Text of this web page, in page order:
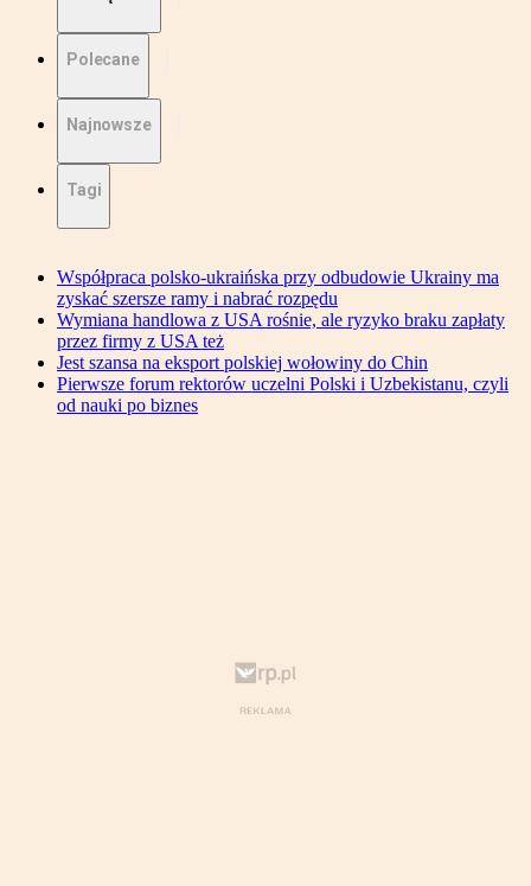
Polecane
Najnowsze
Tagi
Współpraca polsko-ukraińska przy odbudowie Ukrainy ma
zyskać szersze ramy i nabrać rozpędu
Wymiana handlowa z USA rośnie, ale ryzyko braku zapłaty
przez firmy z USA też
Jest szansa na eksport polskiej wołowiny do Chin
Pierwsze forum rektorów uczelni Polski i Uzbekistanu, czyli
od nauki po biznes